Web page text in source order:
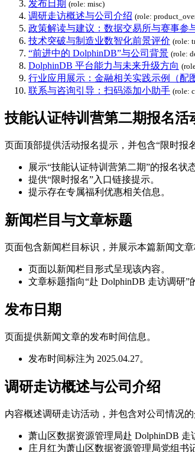
发布日期 (role: misc)
调研走访概述与公司介绍 (role:
政策解读与建议：数据交易所与赛事参
技术突破与制造业数智化前景评价 (role:
“前进中的 DolphinDB”与公司背景 (role:
DolphinDB 平台能力与未来升级方向
行业应用展示：金融相关实践示例（配
联系与咨询引导：扫码添加小助手 (role:
技能认证特训营第二期报名活
页面顶部提供活动报名提示，并包含“限时报
展示“技能认证特训营第二期”的报名状
提供“限时报名”入口链接提示。
提示存在专属福利优惠相关信息。
新闻栏目与文章标题
页面包含新闻栏目标识，并展示本篇新闻文章
页面以新闻栏目形式呈现该内容。
文章标题指向“赴 DolphinDB 走访调研”
发布日期
页面提供新闻文章的发布时间信息。
发布时间标注为 2025.04.27。
调研走访概述与公司介绍
内容概述调研走访活动，并包含对公司情况的
萧山区数据资源管理局赴 DolphinDB 走
庄月红为萧山区数据资源管理局党组书